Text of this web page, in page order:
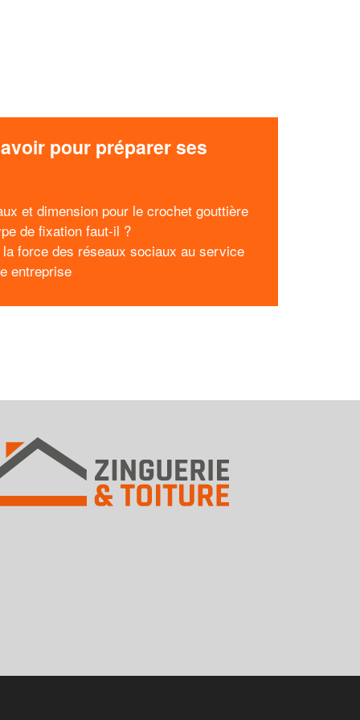
pour préparer ses
et dimension pour le crochet gouttière
de fixation faut-il ?
force des réseaux sociaux au service
entreprise